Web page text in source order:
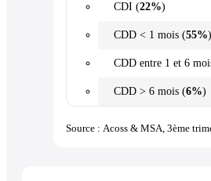
CDI (22%)
CDD < 1 mois (55%)
CDD entre 1 et 6
CDD > 6 mois (6%)
Source : Acoss & MSA, 3ème